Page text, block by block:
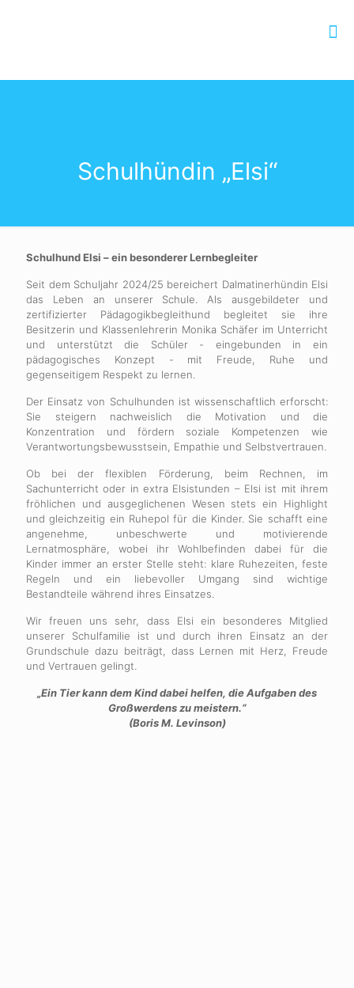
Schulhündin „Elsi“
Schulhund Elsi – ein besonderer Lernbegleiter
Seit dem Schuljahr 2024/25 bereichert Dalmatinerhündin Elsi
das Leben an unserer Schule. Als ausgebildeter und
zertifizierter Pädagogikbegleithund begleitet sie ihre
Besitzerin und Klassenlehrerin Monika Schäfer im Unterricht
und unterstützt die Schüler - eingebunden in ein
pädagogisches Konzept - mit Freude, Ruhe und
gegenseitigem Respekt zu lernen.
Der Einsatz von Schulhunden ist wissenschaftlich erforscht:
Sie steigern nachweislich die Motivation und die
Konzentration und fördern soziale Kompetenzen wie
Verantwortungsbewusstsein, Empathie und Selbstvertrauen.
Ob bei der flexiblen Förderung, beim Rechnen, im
Sachunterricht oder in extra Elsistunden – Elsi ist mit ihrem
fröhlichen und ausgeglichenen Wesen stets ein Highlight
und gleichzeitig ein Ruhepol für die Kinder. Sie schafft eine
angenehme, unbeschwerte und motivierende
Lernatmosphäre, wobei ihr Wohlbefinden dabei für die
Kinder immer an erster Stelle steht: klare Ruhezeiten, feste
Regeln und ein liebevoller Umgang sind wichtige
Bestandteile während ihres Einsatzes.
Wir freuen uns sehr, dass Elsi ein besonderes Mitglied
unserer Schulfamilie ist und durch ihren Einsatz an der
Grundschule dazu beiträgt, dass Lernen mit Herz, Freude
und Vertrauen gelingt.
„Ein Tier kann dem Kind dabei helfen, die Aufgaben des
Großwerdens zu meistern.“
(Boris M. Levinson)